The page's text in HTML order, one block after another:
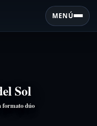
MENÚ
Sol
formato dúo